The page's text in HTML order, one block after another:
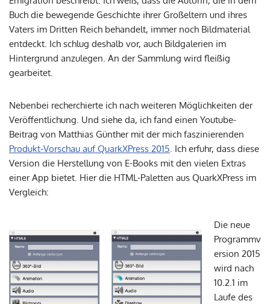
Buch die bewegende Geschichte ihrer Großeltern und ihres
Vaters im Dritten Reich behandelt, immer noch Bildmaterial
entdeckt. Ich schlug deshalb vor, auch Bildgalerien im
Hintergrund anzulegen. An der Sammlung wird fleißig
gearbeitet.
Nebenbei recherchierte ich nach weiteren Möglichkeiten der
Veröffentlichung. Und siehe da, ich fand einen Youtube-
Beitrag von Matthias Günther mit der mich faszinierenden
Produkt-Vorschau auf QuarkXPress 2015. Ich erfuhr, dass diese
Version die Herstellung von E-Books mit den vielen Extras
einer App bietet. Hier die HTML-Paletten aus QuarkXPress im
Vergleich:
Die neue
Programmv
ersion 2015
wird nach
10.2.1 im
Laufe des